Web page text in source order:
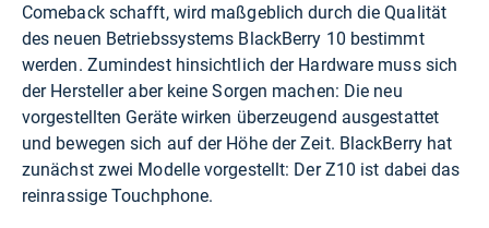
Comeback schafft, wird maßgeblich durch die Qualität
des neuen Betriebssystems BlackBerry 10 bestimmt
werden. Zumindest hinsichtlich der Hardware muss sich
der Hersteller aber keine Sorgen machen: Die neu
vorgestellten Geräte wirken überzeugend ausgestattet
und bewegen sich auf der Höhe der Zeit. BlackBerry hat
zunächst zwei Modelle vorgestellt: Der Z10 ist dabei das
reinrassige Touchphone.